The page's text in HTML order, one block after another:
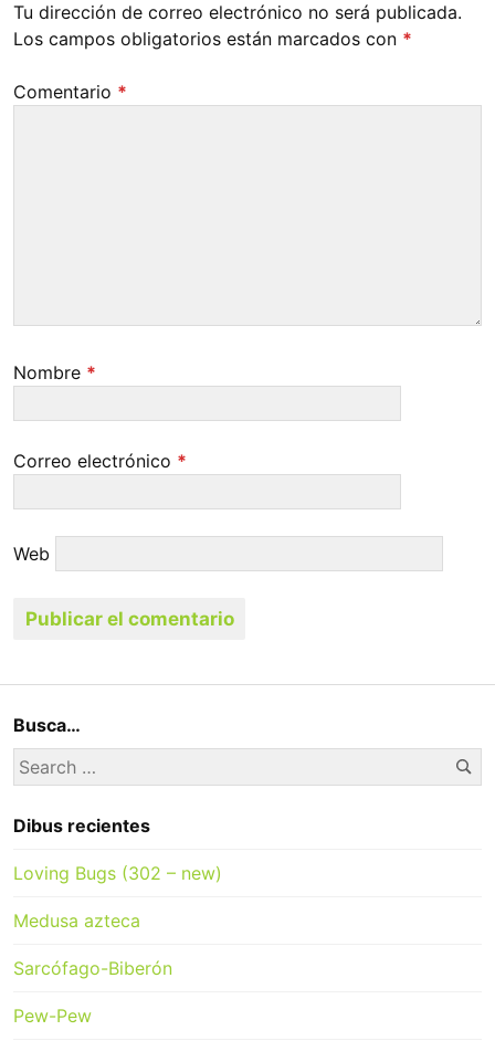
Tu dirección de correo electrónico no será publicada.
Los campos obligatorios están marcados con *
Comentario *
Nombre *
Correo electrónico *
Web
Busca…
Search
for:
Dibus recientes
Loving Bugs (302 – new)
Medusa azteca
Sarcófago-Biberón
Pew-Pew